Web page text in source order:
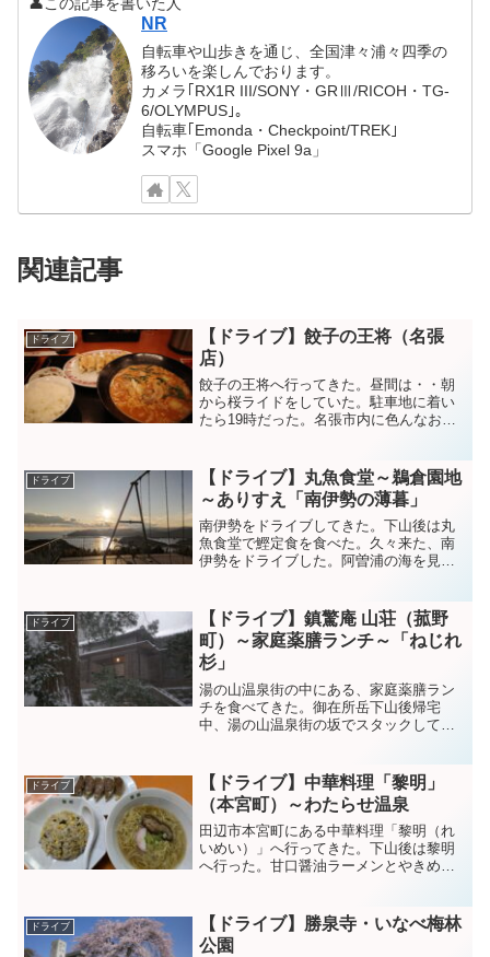
NR
自転車や山歩きを通じ、全国津々浦々四季の
移ろいを楽しんでおります。
カメラ｢RX1R III/SONY・GRⅢ/RICOH・TG-
6/OLYMPUS｣。
自転車｢Emonda・Checkpoint/TREK｣
スマホ「Google Pixel 9a」
関連記事
ドライブ
【ドライブ】餃子の王将（名張
店）
餃子の王将へ行ってきた。昼間は・・朝
から桜ライドをしていた。駐車地に着い
たら19時だった。名張市内に色んなお店
然行かなくて10年振りだろうか(笑)入店日
曜日の20時頃な...
ドライブ
【ドライブ】丸魚食堂～鵜倉園地
～ありすえ「南伊勢の薄暮」
南伊勢をドライブしてきた。下山後は丸
魚食堂で鰹定食を食べた。久々来た、南
伊勢をドライブした。阿曽浦の海を見た
暖かいし、冬の晴天率高いし、海近い
し、海綺麗だし、人少ないし...
ドライブ
【ドライブ】鎮驚庵 山荘（菰野
町）～家庭薬膳ランチ～「ねじれ
杉」
湯の山温泉街の中にある、家庭薬膳ラン
チを食べてきた。御在所岳下山後帰宅
中、湯の山温泉街の坂でスタックしてい
方が「鎮驚庵 山荘」のオーナーさんで、
珈琲呑んでいってとのこと...
ドライブ
【ドライブ】中華料理「黎明」
（本宮町）～わたらせ温泉
田辺市本宮町にある中華料理「黎明（れ
いめい）」へ行ってきた。下山後は黎明
へ行った。甘口醤油ラーメンとやきめし
たので、何十年振りにわたらせ温泉へ行
った。いい湯でした。 p...
ドライブ
【ドライブ】勝泉寺・いなべ梅林
公園